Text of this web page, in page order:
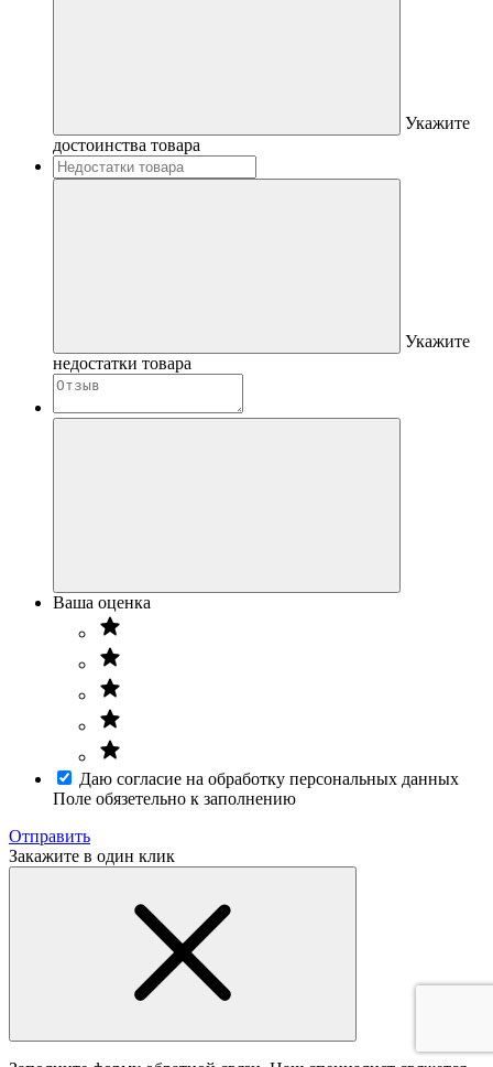
Укажите
достоинства товара
Укажите
недостатки товара
Ваша оценка
Даю согласие на обработку персональных данных
Поле обязетельно к заполнению
Отправить
Закажите в один клик